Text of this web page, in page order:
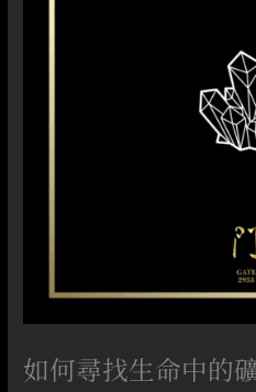
如何尋找生命中的